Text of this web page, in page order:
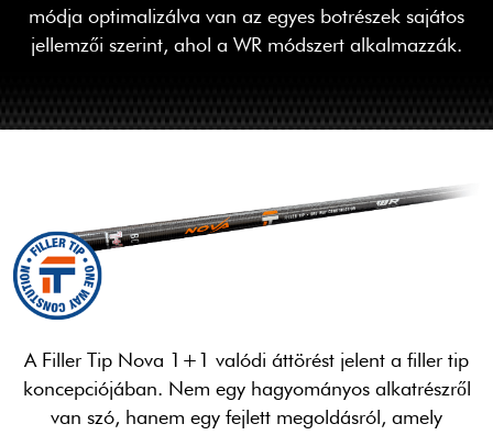
módja optimalizálva van az egyes botrészek sajátos
jellemzői szerint, ahol a WR módszert alkalmazzák.
A Filler Tip Nova 1+1 valódi áttörést jelent a filler tip
koncepciójában. Nem egy hagyományos alkatrészről
van szó, hanem egy fejlett megoldásról, amely